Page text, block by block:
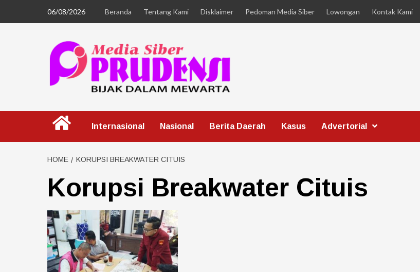
06/08/2026 Beranda Tentang Kami Disklaimer Pedoman Media Siber Lowongan Kontak Kami
Internasional Nasional Berita Daerah Kasus Advertorial
HOME KORUPSI BREAKWATER CITUIS
Korupsi Breakwater Cituis